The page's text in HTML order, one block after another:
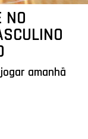
NO
amanhã